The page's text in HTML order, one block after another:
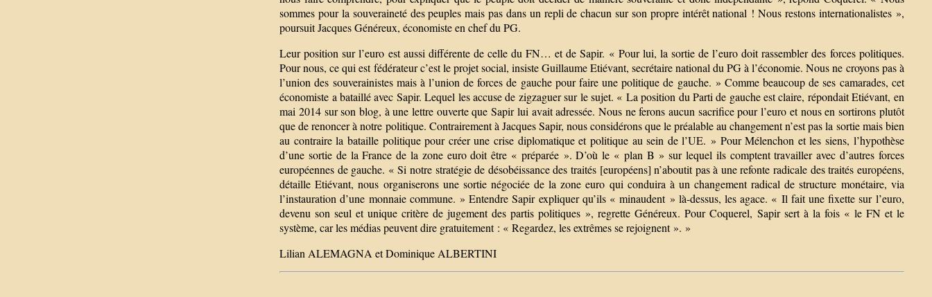
sommes pour la souveraineté des peuples mais pas dans un repli de chacun sur son propre intérêt national ! Nous restons internationalistes »,
poursuit Jacques Généreux, économiste en chef du PG.
Leur position sur l’euro est aussi différente de celle du FN… et de Sapir. « Pour lui, la sortie de l’euro doit rassembler des forces politiques.
Pour nous, ce qui est fédérateur c’est le projet social, insiste Guillaume Etiévant, secrétaire national du PG à l’économie. Nous ne croyons pas à
l’union des souverainistes mais à l’union de forces de gauche pour faire une politique de gauche. » Comme beaucoup de ses camarades, cet
économiste a bataillé avec Sapir. Lequel les accuse de zigzaguer sur le sujet. « La position du Parti de gauche est claire, répondait Etiévant, en
mai 2014 sur son blog, à une lettre ouverte que Sapir lui avait adressée. Nous ne ferons aucun sacrifice pour l’euro et nous en sortirons plutôt
que de renoncer à notre politique. Contrairement à Jacques Sapir, nous considérons que le préalable au changement n’est pas la sortie mais bien
au contraire la bataille politique pour créer une crise diplomatique et politique au sein de l’UE. » Pour Mélenchon et les siens, l’hypothèse
d’une sortie de la France de la zone euro doit être « préparée ». D’où le « plan B » sur lequel ils comptent travailler avec d’autres forces
européennes de gauche. « Si notre stratégie de désobéissance des traités [européens] n’aboutit pas à une refonte radicale des traités européens,
détaille Etiévant, nous organiserons une sortie négociée de la zone euro qui conduira à un changement radical de structure monétaire, via
l’instauration d’une monnaie commune. » Entendre Sapir expliquer qu’ils « minaudent » là-dessus, les agace. « Il fait une fixette sur l’euro,
devenu son seul et unique critère de jugement des partis politiques », regrette Généreux. Pour Coquerel, Sapir sert à la fois « le FN et le
système, car les médias peuvent dire gratuitement : « Regardez, les extrêmes se rejoignent ». »
Lilian ALEMAGNA et Dominique ALBERTINI